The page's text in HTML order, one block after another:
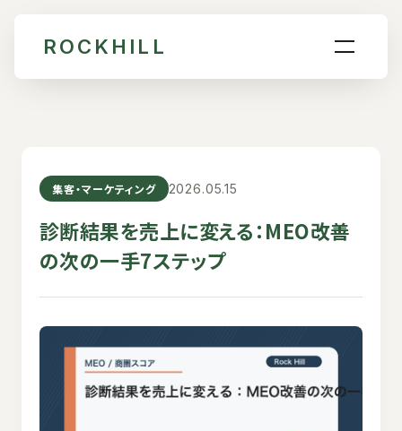
ROCKHILL
集客・マーケティング 2026.05.15
診断結果を売上に変える：MEO改善
の次の一手7ステップ